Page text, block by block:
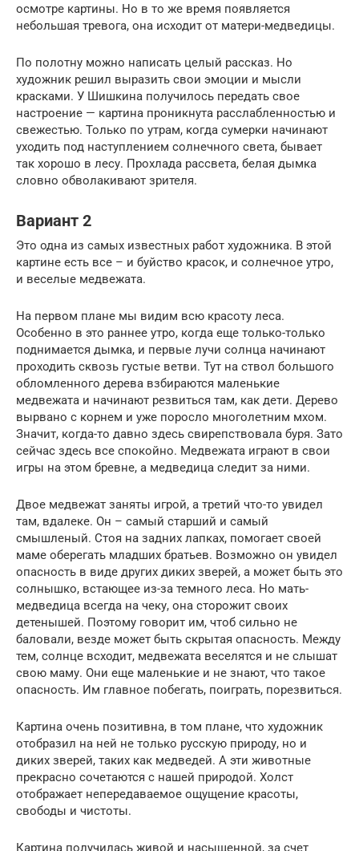
осмотре картины. Но в то же время появляется
небольшая тревога, она исходит от матери-медведицы.
По полотну можно написать целый рассказ. Но
художник решил выразить свои эмоции и мысли
красками. У Шишкина получилось передать свое
настроение — картина проникнута расслабленностью и
свежестью. Только по утрам, когда сумерки начинают
уходить под наступлением солнечного света, бывает
так хорошо в лесу. Прохлада рассвета, белая дымка
словно обволакивают зрителя.
Вариант 2
Это одна из самых известных работ художника. В этой
картине есть все – и буйство красок, и солнечное утро,
и веселые медвежата.
На первом плане мы видим всю красоту леса.
Особенно в это раннее утро, когда еще только-только
поднимается дымка, и первые лучи солнца начинают
проходить сквозь густые ветви. Тут на ствол большого
обломленного дерева взбираются маленькие
медвежата и начинают резвиться там, как дети. Дерево
вырвано с корнем и уже поросло многолетним мхом.
Значит, когда-то давно здесь свирепствовала буря. Зато
сейчас здесь все спокойно. Медвежата играют в свои
игры на этом бревне, а медведица следит за ними.
Двое медвежат заняты игрой, а третий что-то увидел
там, вдалеке. Он – самый старший и самый
смышленый. Стоя на задних лапках, помогает своей
маме оберегать младших братьев. Возможно он увидел
опасность в виде других диких зверей, а может быть это
солнышко, встающее из-за темного леса. Но мать-
медведица всегда на чеку, она сторожит своих
детенышей. Поэтому говорит им, чтоб сильно не
баловали, везде может быть скрытая опасность. Между
тем, солнце всходит, медвежата веселятся и не слышат
свою маму. Они еще маленькие и не знают, что такое
опасность. Им главное побегать, поиграть, порезвиться.
Картина очень позитивна, в том плане, что художник
отобразил на ней не только русскую природу, но и
диких зверей, таких как медведей. А эти животные
прекрасно сочетаются с нашей природой. Холст
отображает непередаваемое ощущение красоты,
свободы и чистоты.
Картина получилась живой и насыщенной, за счет